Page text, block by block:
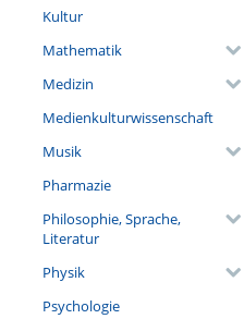
Kultur
Mathematik
Medizin
Medienkulturwissenschaft
Musik
Pharmazie
Philosophie, Sprache,
Literatur
Physik
Psychologie